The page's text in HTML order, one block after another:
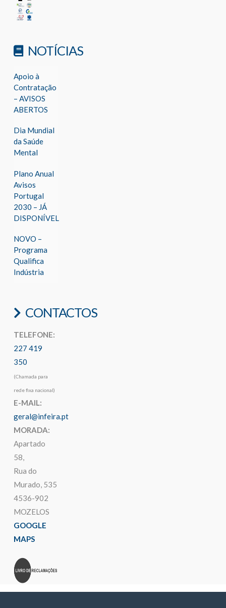
NOTÍCIAS
Apoio à
Contratação
– AVISOS
ABERTOS
Dia Mundial
da Saúde
Mental
Plano Anual
Avisos
Portugal
2030 – JÁ
DISPONÍVEL
NOVO –
Programa
Qualifica
Indústria
CONTACTOS
TELEFONE:
227 419
350
(Chamada para
rede fixa nacional)
E-MAIL:
geral@infeira.pt
MORADA:
Apartado
58,
Rua do
Murado, 535
4536-902
MOZELOS
GOOGLE
MAPS